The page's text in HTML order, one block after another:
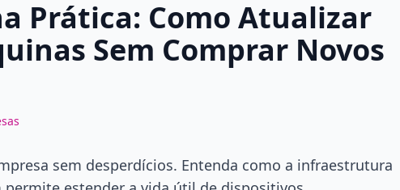
Prática: Como Atualizar
Sem Comprar Novos
sem desperdícios. Entenda como a infraestrutura